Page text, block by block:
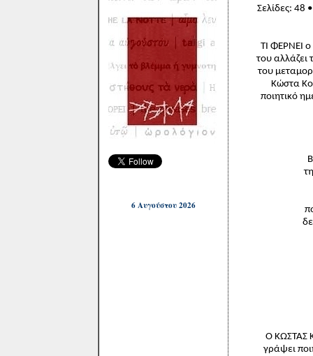
6 Αυγούστου 2026
Σελίδες: 48
ΤΙ ΦΕΡΝΕΙ
του αλλάζει
του
Κώστα
ποιητικό
Ο ΚΩΣΤΑΣ
γράψει